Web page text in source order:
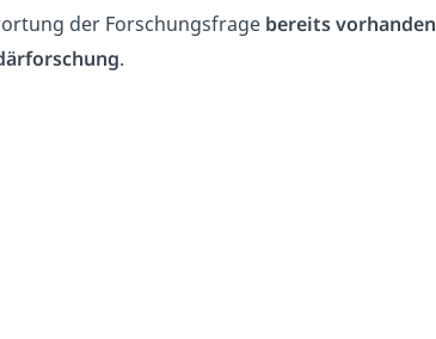
der Forschungsfragebereits vorhanden
.